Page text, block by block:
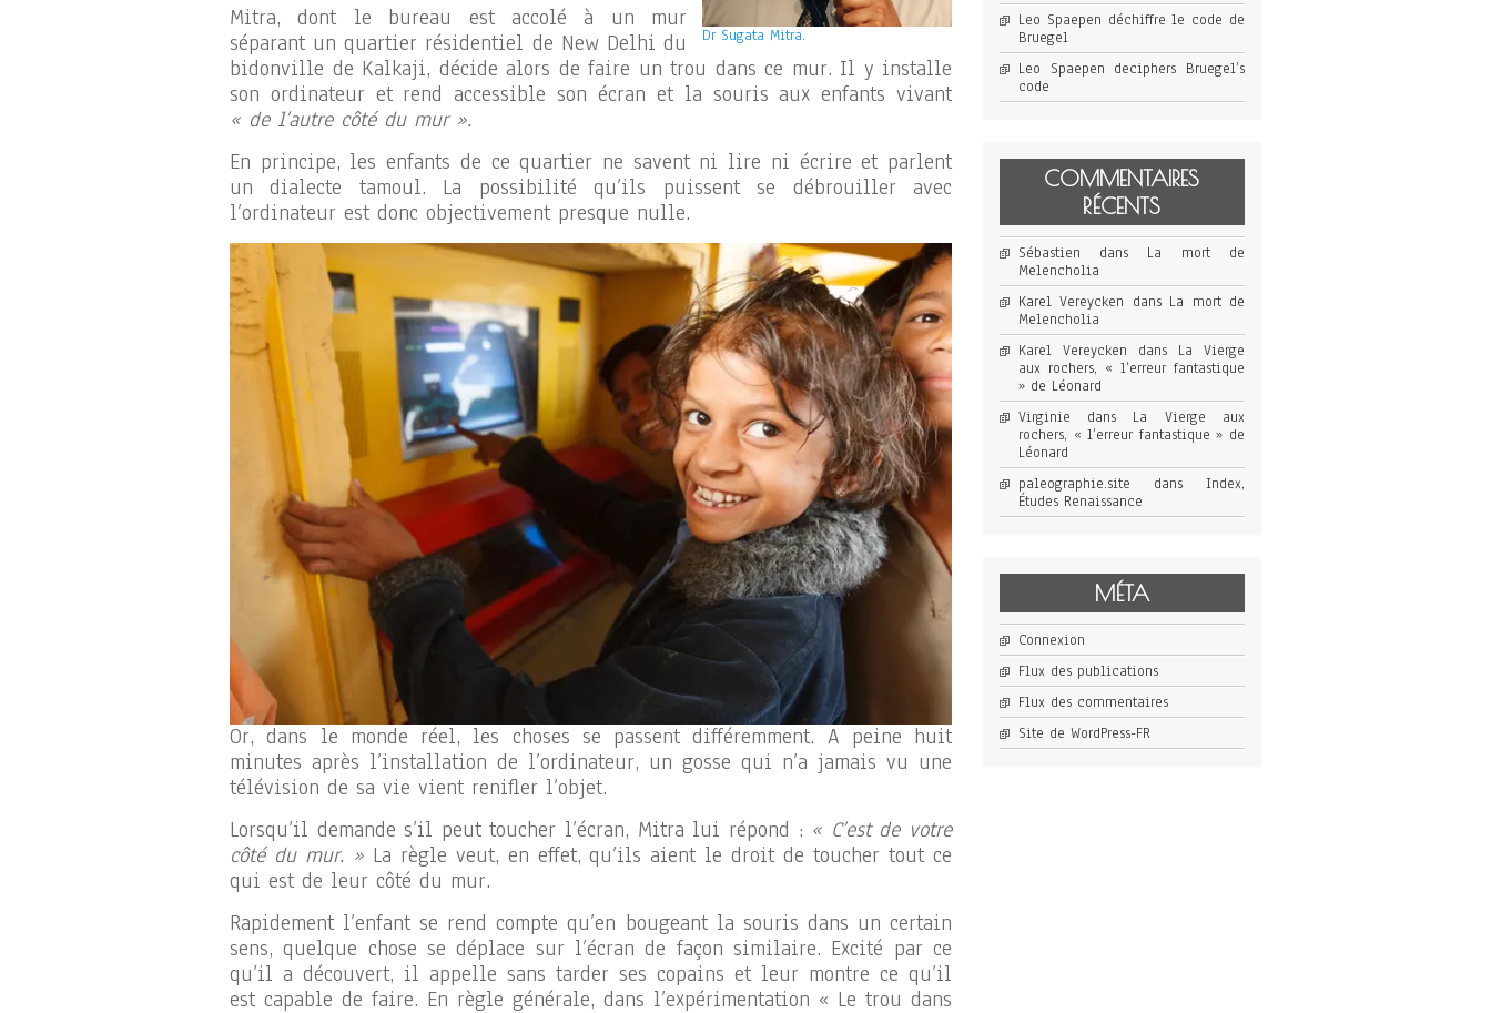
Dr Sugata Mitra.
Mitra, dont le bureau est accolé à un mur
séparant un quartier résidentiel de New Delhi du
bidonville de Kalkaji, décide alors de faire un trou dans ce mur. Il y installe
son ordinateur et rend accessible son écran et la souris aux enfants vivant
« de l’autre côté du mur ».
En principe, les enfants de ce quartier ne savent ni lire ni écrire et parlent
un dialecte tamoul. La possibilité qu’ils puissent se débrouiller avec
l’ordinateur est donc objectivement presque nulle.
Or, dans le monde réel, les choses se passent différemment. A peine huit
minutes après l’installation de l’ordinateur, un gosse qui n’a jamais vu une
télévision de sa vie vient renifler l’objet.
Lorsqu’il demande s’il peut toucher l’écran, Mitra lui répond : « C’est de votre
côté du mur. »La règle veut, en effet, qu’ils aient le droit de toucher tout ce
qui est de leur côté du mur.
Rapidement l’enfant se rend compte qu’en bougeant la souris dans un certain
sens, quelque chose se déplace sur l’écran de façon similaire. Excité par ce
qu’il a découvert, il appelle sans tarder ses copains et leur montre ce qu’il
est capable de faire. En règle générale, dans l’expérimentation « Le trou dans
Leo Spaepen déchiffre le code de
Bruegel
Leo Spaepen deciphers Bruegel’s
code
COMMENTAIRES
RÉCENTS
Sébastien dans La mort de
Melencholia
Karel Vereycken dans La mort de
Melencholia
Karel Vereycken dans La Vierge
aux rochers, « l’erreur fantastique
» de Léonard
Virginie dans La Vierge aux
rochers, « l’erreur fantastique » de
Léonard
paleographie.site dans Index,
Études Renaissance
MÉTA
Connexion
Flux des publications
Flux des commentaires
Site de WordPress-FR